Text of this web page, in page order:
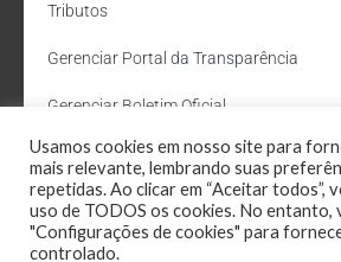
Tributos
Gerenciar Portal da Transparência
Gerenciar Boletim Oficial
Departamento de Água e Esgoto
Administração Site
Webmail
Usamos cookies em nosso site para
mais relevante, lembrando suas
repetidas. Ao clicar em “Aceitar todos”,
uso de TODOS os cookies. No entanto,
"Configurações de cookies" para
controlado.